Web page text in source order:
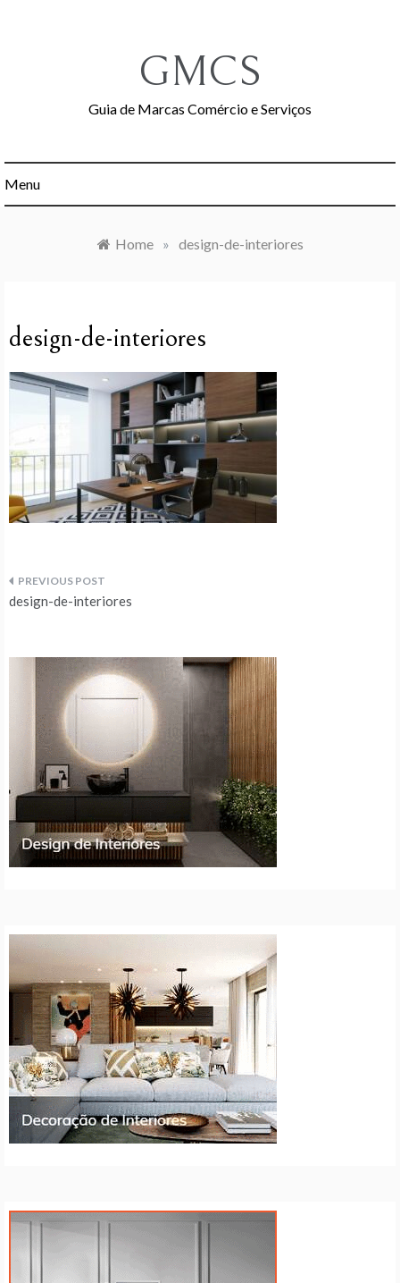
GMCS
Guia de Marcas Comércio e Serviços
Menu
Home » design-de-interiores
design-de-interiores
Navegação
artigos
design-de-interiores